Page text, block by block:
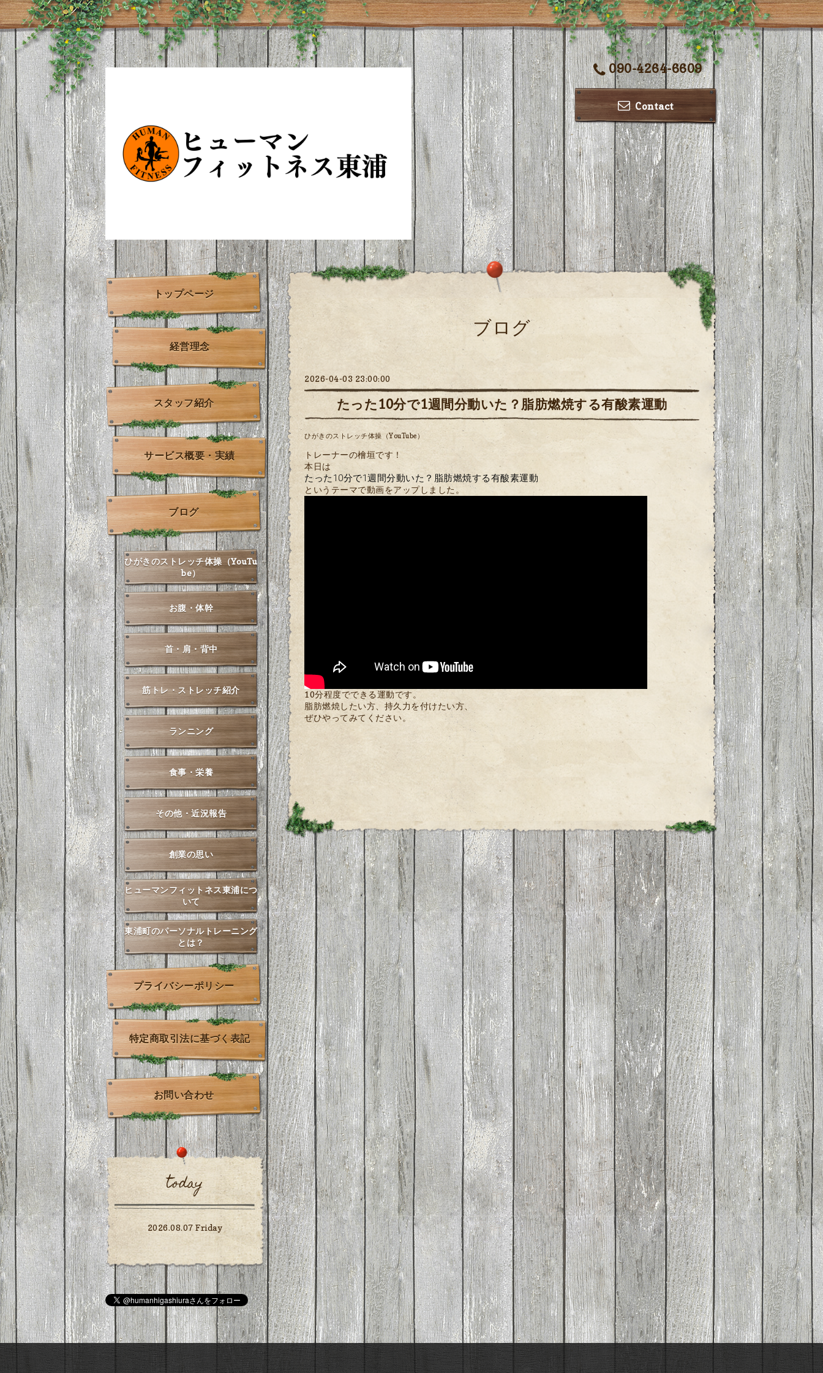
090-4264-6609
Contact
ブログ
2026-04-03 23:00:00
たった10分で1週間分動いた？脂肪燃焼する有酸素運動
ひがきのストレッチ体操（YouTube）
トレーナーの檜垣です！
本日は
たった10分で1週間分動いた？脂肪燃焼する有酸素運動
というテーマで動画をアップしました。
10分程度でできる運動です。
脂肪燃焼したい方、持久力を付けたい方、
ぜひやってみてください。
トップページ
経営理念
スタッフ紹介
サービス概要・実績
ブログ
ひがきのストレッチ体操（YouTu
be）
お腹・体幹
首・肩・背中
筋トレ・ストレッチ紹介
ランニング
食事・栄養
その他・近況報告
創業の思い
ヒューマンフィットネス東浦につ
いて
東浦町のパーソナルトレーニング
とは？
プライバシーポリシー
特定商取引法に基づく表記
お問い合わせ
today
2026.08.07 Friday